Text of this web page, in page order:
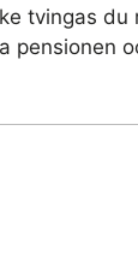
tvingas
pensionen